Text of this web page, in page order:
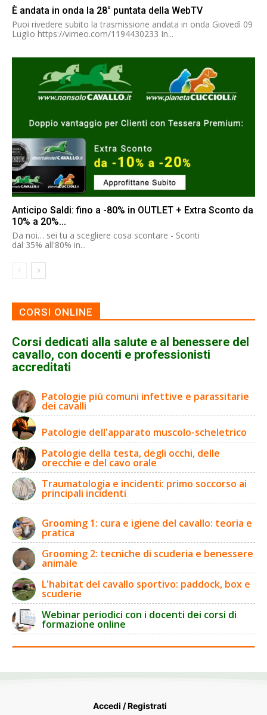
È andata in onda la 28° puntata della WebTV
Puoi rivedere subito la trasmissione andata in onda Giovedì 09
Luglio https://vimeo.com/1194430233 In...
Anticipo Saldi: fino a -80% in OUTLET + Extra Sconto da
10% a 20%...
Da noi… sei tu a scegliere cosa scontare - Sconti
dal 35% all'80% in...
CORSI ONLINE
Corsi dedicati alla salute e al benessere del
cavallo, con docenti e professionisti
accreditati
Patologie più comuni infettive e parassitarie
dei cavalli
Patologie dell'apparato muscolo-scheletrico
Patologie della testa, degli occhi, delle
orecchie e del cavo orale
Traumatologia e incidenti: primo soccorso ai
principali incidenti
Grooming 1: cura e igiene del cavallo: teoria e
pratica
Grooming 2: tecniche di scuderia e benessere
animale
L'habitat del cavallo sportivo: paddock, box e
scuderie
Webinar periodici con i docenti dei corsi di
formazione online
Accedi / Registrati